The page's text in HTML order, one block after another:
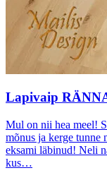
Lapivaip
Mul on nii hea meel!
mõnus ja kerge tunne
eksami läbinud! Neli
kus…